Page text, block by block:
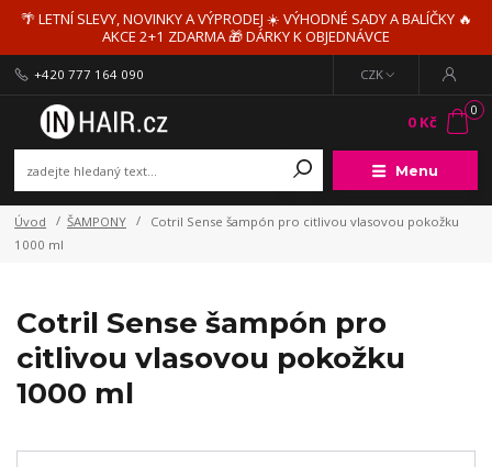
🌴 LETNÍ SLEVY, NOVINKY A VÝPRODEJ ☀️ VÝHODNÉ SADY A BALÍČKY 🔥
AKCE 2+1 ZDARMA 🎁 DÁRKY K OBJEDNÁVCE
Menu
CZK
+420 777 164 090
0
0 Kč
Úvod ŠAMPONY
Cotril Sense šampón pro citlivou vlasovou pokožku
1000 ml
Cotril Sense šampón pro
citlivou vlasovou pokožku
1000 ml